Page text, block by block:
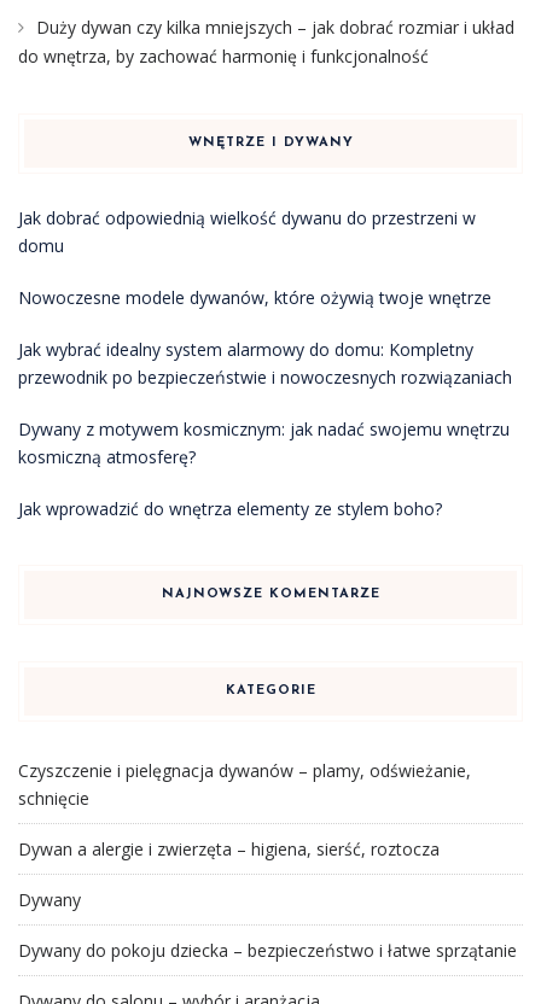
Duży dywan czy kilka mniejszych – jak dobrać rozmiar i układ
do wnętrza, by zachować harmonię i funkcjonalność
WNĘTRZE I DYWANY
Jak dobrać odpowiednią wielkość dywanu do przestrzeni w
domu
Nowoczesne modele dywanów, które ożywią twoje wnętrze
Jak wybrać idealny system alarmowy do domu: Kompletny
przewodnik po bezpieczeństwie i nowoczesnych rozwiązaniach
Dywany z motywem kosmicznym: jak nadać swojemu wnętrzu
kosmiczną atmosferę?
Jak wprowadzić do wnętrza elementy ze stylem boho?
NAJNOWSZE KOMENTARZE
KATEGORIE
Czyszczenie i pielęgnacja dywanów – plamy, odświeżanie,
schnięcie
Dywan a alergie i zwierzęta – higiena, sierść, roztocza
Dywany
Dywany do pokoju dziecka – bezpieczeństwo i łatwe sprzątanie